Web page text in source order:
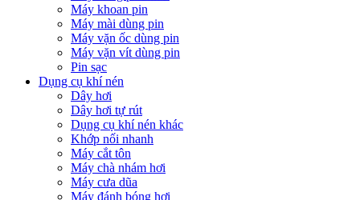
Máy khoan pin
Máy mài dùng pin
Máy vặn ốc dùng pin
Máy vặn vít dùng pin
Pin sạc
Dụng cụ khí nén
Dây hơi
Dây hơi tự rút
Dụng cụ khí nén khác
Khớp nối nhanh
Máy cắt tôn
Máy chà nhám hơi
Máy cưa dũa
Máy đánh bóng hơi